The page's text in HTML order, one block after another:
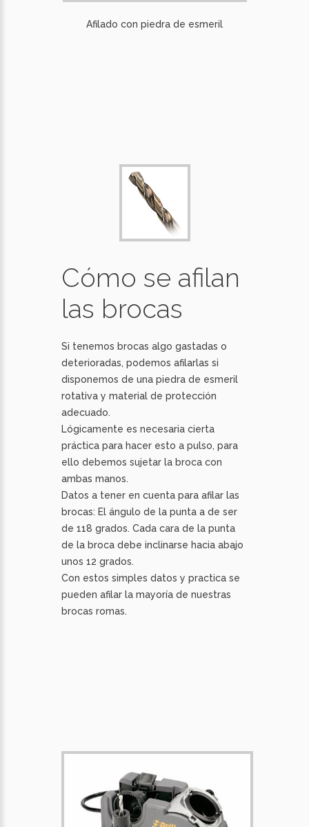
Afilado con piedra de esmeril
Cómo se afilan
las brocas
Si tenemos brocas algo gastadas o
deterioradas, podemos afilarlas si
disponemos de una piedra de esmeril
rotativa y material de protección
adecuado.
Lógicamente es necesaria cierta
práctica para hacer esto a pulso, para
ello debemos sujetar la broca con
ambas manos.
Datos a tener en cuenta para afilar las
brocas: El ángulo de la punta a de ser
de 118 grados. Cada cara de la punta
de la broca debe inclinarse hacia abajo
unos 12 grados.
Con estos simples datos y practica se
pueden afilar la mayoría de nuestras
brocas romas.